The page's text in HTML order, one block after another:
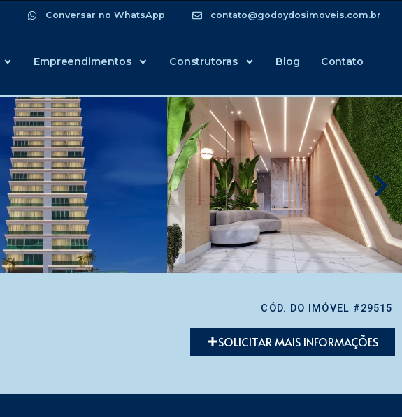
Conversar no WhatsApp contato@godoydosimoveis.com.br
Empreendimentos Construtoras Blog Contato
CÓD. DO IMÓVEL #29515
SOLICITAR MAIS INFORMAÇÕES